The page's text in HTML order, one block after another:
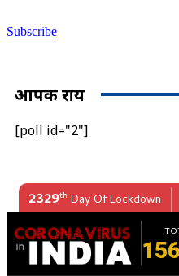
Subscribe
आपकी राय
[poll id="2"]